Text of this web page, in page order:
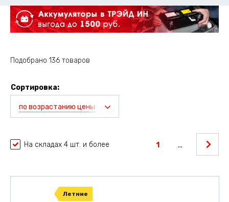
Подобрано 136 товаров
Сортировка:
по возрастанию цены
На складах 4 шт. и более 1 ...
Летние